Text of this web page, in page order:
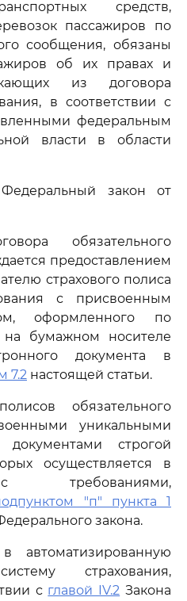
средств,
пассажиров по
сообщения, обязаны
об их правах и
из договора
в соответствии с
федеральным
власти в области
закон от
обязательного
предоставлением
страхового полиса
с присвоенным
оформленного по
на бумажном носителе
документа в
7.2 настоящей статьи.
обязательного
уникальными
строгой
осуществляется в
требованиями,
"п" пункта 1
закона.
автоматизированную
страхования,
с главой IV.2 Закона